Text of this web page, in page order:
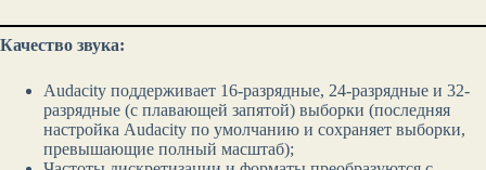
Качество звука:
Audacity поддерживает 16-разрядные, 24-разрядные и 32-
разрядные (с плавающей запятой) выборки (последняя
настройка Audacity по умолчанию и сохраняет выборки,
превышающие полный масштаб);